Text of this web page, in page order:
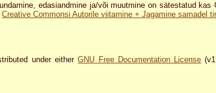
edasiandmine ja/või muutmine on sätestatud
Creative Commonsi Autorile viitamine + Jagamine samadel
under eitherGNU Free Documentation License